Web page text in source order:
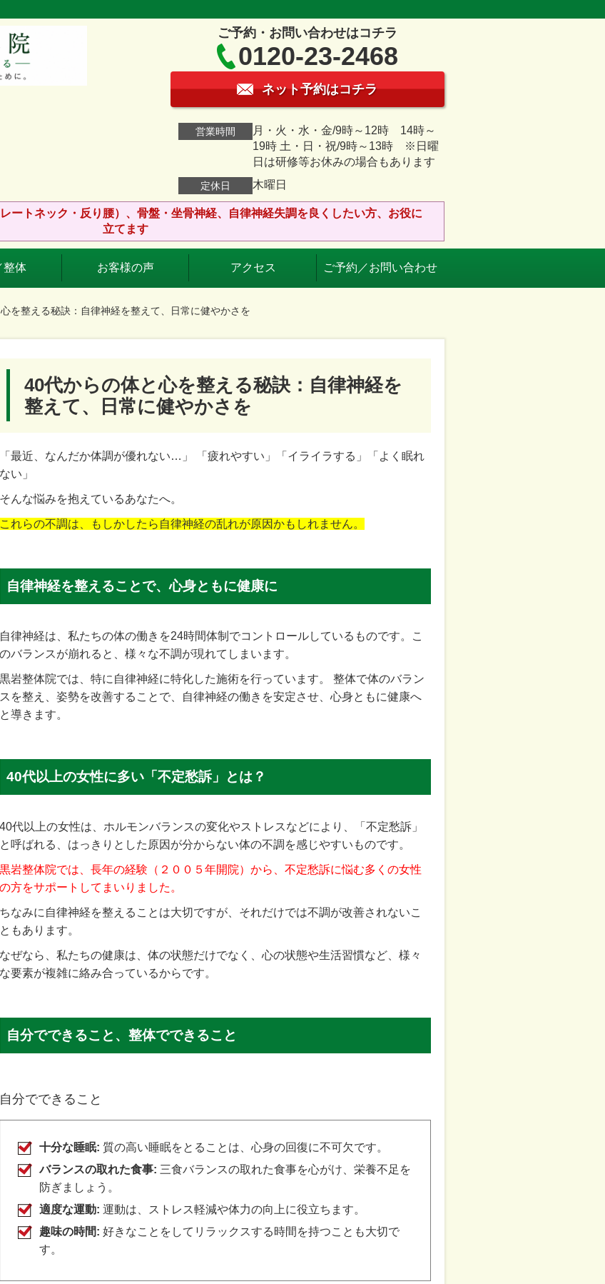
ご予約・お問い合わせはコチラ
0120-23-2468
ネット予約はコチラ
営業時間
月・火・水・金/9時～12時 14時～
19時 土・日・祝/9時～13時 ※日曜
日は研修等お休みの場合もあります
定休日 木曜日
ートネック・反り腰）、骨盤・坐骨神経、自律神経失調を良くしたい方、お役に
立てます
整体 お客様の声 アクセス ご予約／お問い合わせ
を整える秘訣：自律神経を整えて、日常に健やかさを
40代からの体と心を整える秘訣：自律神経を
整えて、日常に健やかさを
「最近、なんだか体調が優れない…」 「疲れやすい」「イライラする」「よく眠れ
ない」
そんな悩みを抱えているあなたへ。
これらの不調は、もしかしたら自律神経の乱れが原因かもしれません。
自律神経を整えることで、心身ともに健康に
自律神経は、私たちの体の働きを24時間体制でコントロールしているものです。こ
のバランスが崩れると、様々な不調が現れてしまいます。
黒岩整体院では、特に自律神経に特化した施術を行っています。 整体で体のバラン
スを整え、姿勢を改善することで、自律神経の働きを安定させ、心身ともに健康へ
と導きます。
40代以上の女性に多い「不定愁訴」とは？
40代以上の女性は、ホルモンバランスの変化やストレスなどにより、「不定愁訴」
と呼ばれる、はっきりとした原因が分からない体の不調を感じやすいものです。
黒岩整体院では、長年の経験（２００５年開院）から、不定愁訴に悩む多くの女性
の方をサポートしてまいりました。
ちなみに自律神経を整えることは大切ですが、それだけでは不調が改善されないこ
ともあります。
なぜなら、私たちの健康は、体の状態だけでなく、心の状態や生活習慣など、様々
な要素が複雑に絡み合っているからです。
自分でできること、整体でできること
自分でできること
十分な睡眠: 質の高い睡眠をとることは、心身の回復に不可欠です。
バランスの取れた食事: 三食バランスの取れた食事を心がけ、栄養不足を
防ぎましょう。
適度な運動: 運動は、ストレス軽減や体力の向上に役立ちます。
趣味の時間: 好きなことをしてリラックスする時間を持つことも大切で
す。